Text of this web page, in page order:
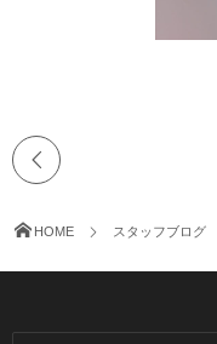
HOME スタッフブログ